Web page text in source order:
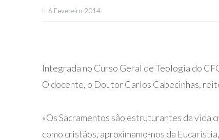
6 Fevereiro 2014
Integrada no Curso Geral de Teologia do
O docente, o Doutor Carlos Cabecinhas,
«Os Sacramentos são estruturantes da vida
como cristãos, aproximamo-nos da